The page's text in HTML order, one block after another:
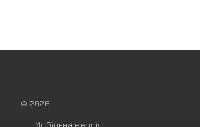
© 2026
Мобільна версія